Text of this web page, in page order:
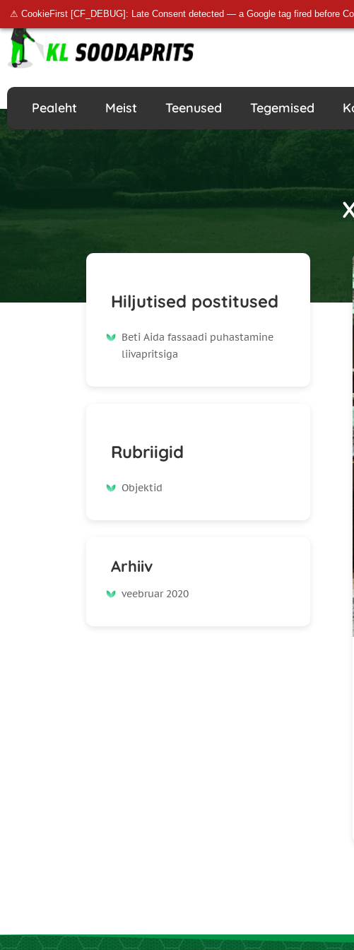
⚠ CookieFirst [CF_DEBUG]: Late Consent detected — a Google tag fired before
Pealeht Meist Teenused Tegemised
Hiljutised postitused
Beti Aida fassaadi puhastamine
liivapritsiga
Rubriigid
Objektid
Arhiiv
veebruar 2020